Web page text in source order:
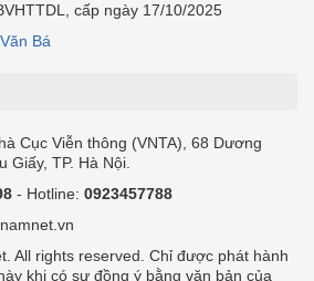
cấp ngày 17/10/2025
Bá
Cục Viễn thông (VNTA), 68 Dương
TP. Hà Nội.
- Hotline: 0923457788
All rights reserved. Chỉ được phát hành
khi có sự đồng ý bằng văn bản của